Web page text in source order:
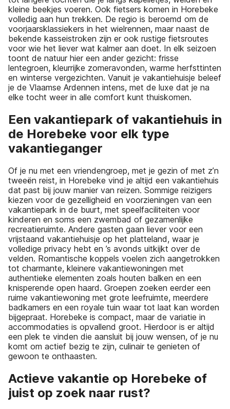
kleine beekjes voeren. Ook fietsers komen in Horebeke
volledig aan hun trekken. De regio is beroemd om de
voorjaarsklassiekers in het wielrennen, maar naast de
bekende kasseistroken zijn er ook rustige fietsroutes
voor wie het liever wat kalmer aan doet. In elk seizoen
toont de natuur hier een ander gezicht: frisse
lentegroen, kleurrijke zomeravonden, warme herfsttinten
en winterse vergezichten. Vanuit je vakantiehuisje beleef
je de Vlaamse Ardennen intens, met de luxe dat je na
elke tocht weer in alle comfort kunt thuiskomen.
Een vakantiepark of vakantiehuis in
de Horebeke voor elk type
vakantieganger
Of je nu met een vriendengroep, met je gezin of met z’n
tweeën reist, in Horebeke vind je altijd een vakantiehuis
dat past bij jouw manier van reizen. Sommige reizigers
kiezen voor de gezelligheid en voorzieningen van een
vakantiepark in de buurt, met speelfaciliteiten voor
kinderen en soms een zwembad of gezamenlijke
recreatieruimte. Andere gasten gaan liever voor een
vrijstaand vakantiehuisje op het platteland, waar je
volledige privacy hebt en ’s avonds uitkijkt over de
velden. Romantische koppels voelen zich aangetrokken
tot charmante, kleinere vakantiewoningen met
authentieke elementen zoals houten balken en een
knisperende open haard. Groepen zoeken eerder een
ruime vakantiewoning met grote leefruimte, meerdere
badkamers en een royale tuin waar tot laat kan worden
bijgepraat. Horebeke is compact, maar de variatie in
accommodaties is opvallend groot. Hierdoor is er altijd
een plek te vinden die aansluit bij jouw wensen, of je nu
komt om actief bezig te zijn, culinair te genieten of
gewoon te onthaasten.
Actieve vakantie op Horebeke of
juist op zoek naar rust?